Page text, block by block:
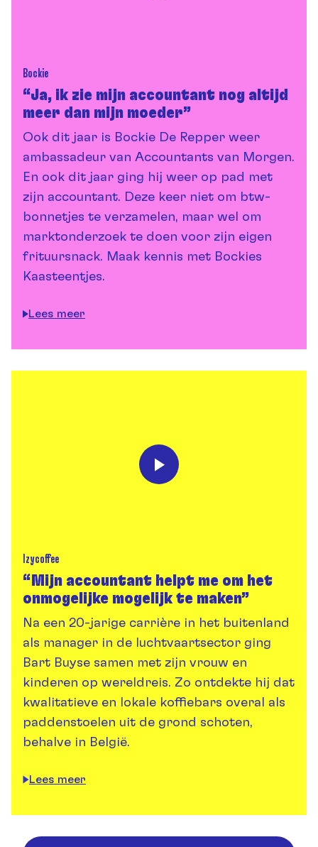
Bockie
“Ja, ik zie mijn accountant nog altijd
meer dan mijn moeder”
Ook dit jaar is Bockie De Repper weer
ambassadeur van Accountants van Morgen.
En ook dit jaar ging hij weer op pad met
zijn accountant. Deze keer niet om btw-
bonnetjes te verzamelen, maar wel om
marktonderzoek te doen voor zijn eigen
frituursnack. Maak kennis met Bockies
Kaasteentjes.
Lees meer
Izycoffee
“Mijn accountant helpt me om het
onmogelijke mogelijk te maken”
Na een 20-jarige carrière in het buitenland
als manager in de luchtvaartsector ging
Bart Buyse samen met zijn vrouw en
kinderen op wereldreis. Zo ontdekte hij dat
kwalitatieve en lokale koffiebars overal als
paddenstoelen uit de grond schoten,
behalve in België.
Lees meer